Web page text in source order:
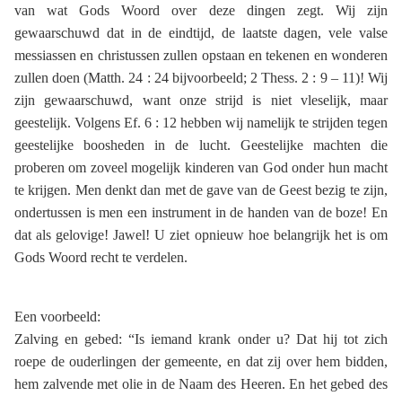
van wat Gods Woord over deze dingen zegt. Wij zijn
gewaarschuwd dat in de eindtijd, de laatste dagen, vele valse
messiassen en christussen zullen opstaan en tekenen en wonderen
zullen doen (Matth. 24 : 24 bijvoorbeeld; 2 Thess. 2 : 9 – 11)! Wij
zijn gewaarschuwd, want onze strijd is niet vleselijk, maar
geestelijk. Volgens Ef. 6 : 12 hebben wij namelijk te strijden tegen
geestelijke boosheden in de lucht. Geestelijke machten die
proberen om zoveel mogelijk kinderen van God onder hun macht
te krijgen. Men denkt dan met de gave van de Geest bezig te zijn,
ondertussen is men een instrument in de handen van de boze! En
dat als gelovige! Jawel! U ziet opnieuw hoe belangrijk het is om
Gods Woord recht te verdelen.
Een voorbeeld:
Zalving en gebed: “Is iemand krank onder u? Dat hij tot zich
roepe de ouderlingen der gemeente, en dat zij over hem bidden,
hem zalvende met olie in de Naam des Heeren. En het gebed des